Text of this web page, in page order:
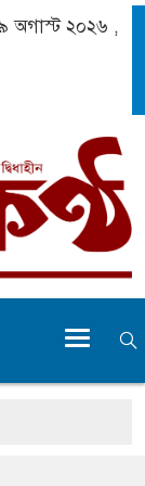
অগাস্ট ২০২৬ ,